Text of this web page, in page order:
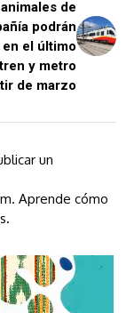
de
podrán
en el último
y metro
de marzo
un
Aprende cómo